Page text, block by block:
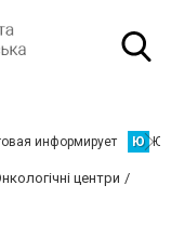
информирует Ю
центри